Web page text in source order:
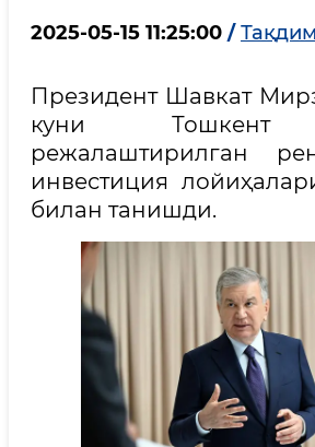
2025-05-15 11:25:00 /
Президент Шавкат
куни Тошкент
режалаштирилган
инвестиция
билан танишди.